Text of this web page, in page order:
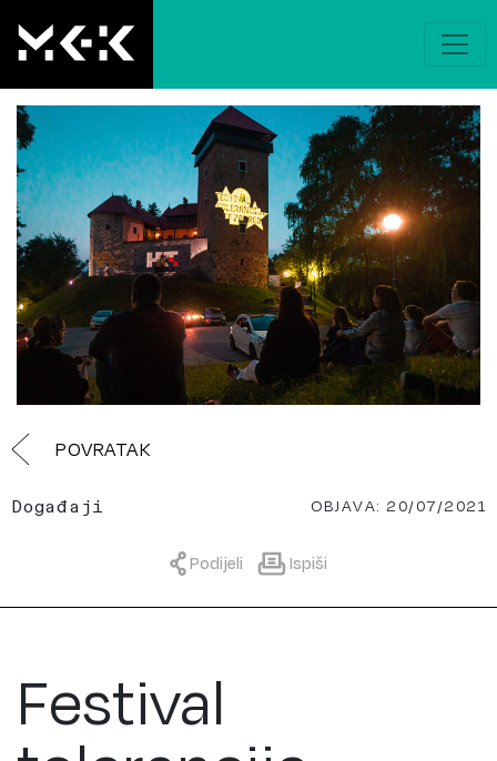
POVRATAK
Događaji OBJAVA: 20/07/2021
Podijeli Ispiši
Festival